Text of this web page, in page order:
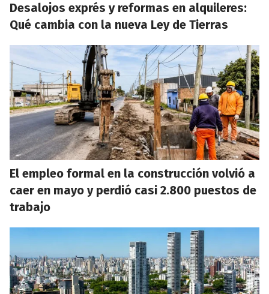
Desalojos exprés y reformas en alquileres:
Qué cambia con la nueva Ley de Tierras
El empleo formal en la construcción volvió a
caer en mayo y perdió casi 2.800 puestos de
trabajo